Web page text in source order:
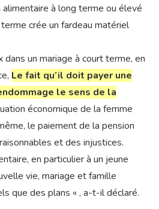
alimentaire à long terme ou élevé
crée un fardeau matériel
dans un mariage à court terme, en
Le fait qu’il doit payer une
le sens de la
économique de la femme
le paiement de la pension
et des injustices.
en particulier à un jeune
vie, mariage et famille
que des plans « , a-t-il déclaré.